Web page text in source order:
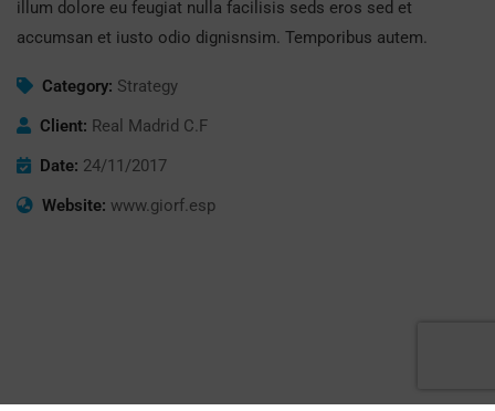
illum dolore eu feugiat nulla facilisis seds eros sed et
accumsan et iusto odio dignisnsim. Temporibus autem.
Category: Strategy
Client: Real Madrid C.F
Date: 24/11/2017
Website: www.giorf.esp